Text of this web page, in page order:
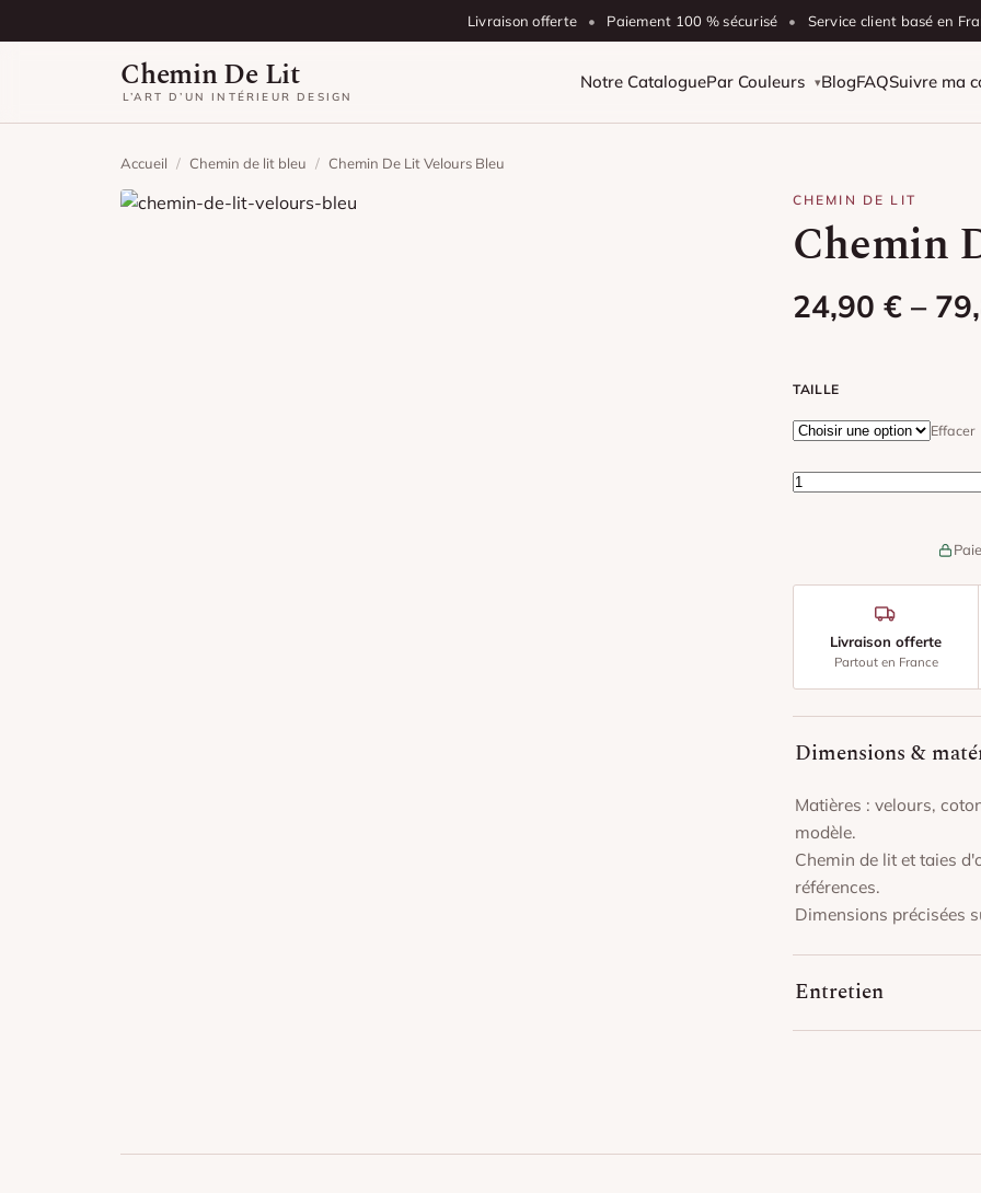
Livraison offerte • Paiement 100 % sécurisé • Service client basé en
Chemin De Lit
L’ART D’UN INTÉRIEUR DESIGN
Notre CataloguePar Couleurs BlogFAQSuivre ma
Accueil / Chemin de lit bleu / Chemin De Lit Velours Bleu
CHEMIN DE LIT
Chemin
24,90 €–
Plage de
TAILLE
Effacer
quantité de Chemin De
Livraison offerte
Partout en France
Dimensions &
Matières : velours,
modèle.
Chemin de lit et taies
références.
Dimensions précisées
Entretien